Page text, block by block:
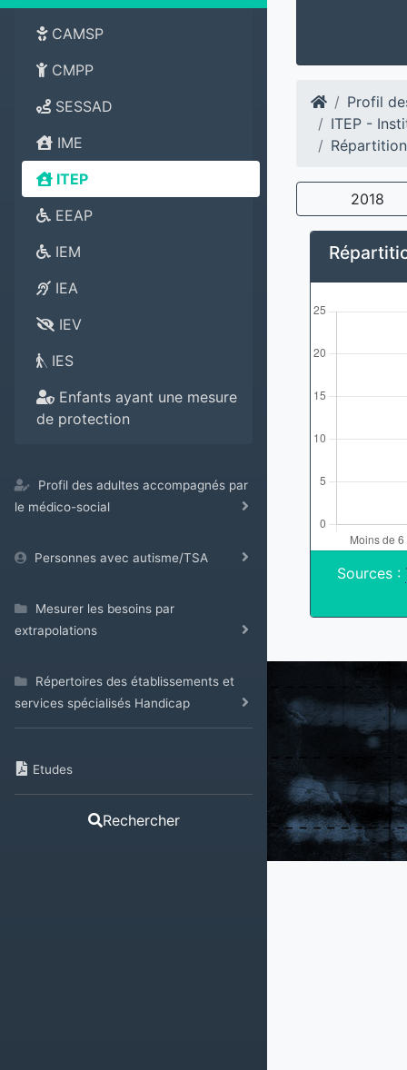
CAMSP
CMPP
SESSAD
IME
ITEP
EEAP
IEM
IEA
IEV
IES
Enfants ayant une mesure
de protection
Profil des adultes accompagnés par
le médico-social
Personnes avec autisme/TSA
Mesurer les besoins par
extrapolations
Répertoires des établissements et
services spécialisés Handicap
Etudes
Rechercher
Profil
ITEP -
2018
Sources :